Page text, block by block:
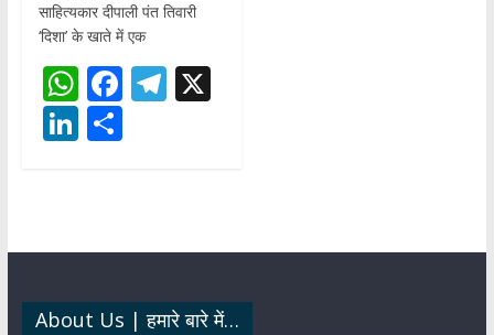
साहित्यकार दीपाली पंत तिवारी
‘दिशा’ के खाते में एक
W
h
at
p
p
F
ac
e
o
k
T
m
X
Li
dI
n
S
About Us | हमारे बारे में…